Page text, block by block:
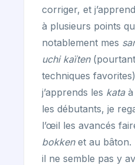
corriger, et
à plusieurs points
notablement mes
uchi kaïten
techniques
j’apprends les kataà
les débutants, je
l’œil les avancés
bokkenet au bâton.
il ne semble pas y